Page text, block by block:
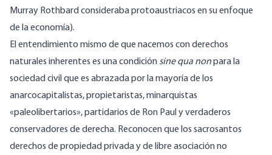
Murray Rothbard consideraba protoaustriacos en su enfoque
de la economía).
El entendimiento mismo de que nacemos con derechos
naturales inherentes es una condición sine qua nonpara la
sociedad civil que es abrazada por la mayoría de los
anarcocapitalistas, propietaristas, minarquistas
«paleolibertarios», partidarios de Ron Paul y verdaderos
conservadores de derecha. Reconocen que los sacrosantos
derechos de propiedad privada y de libre asociación no